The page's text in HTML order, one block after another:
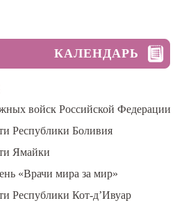
КАЛЕНДАРЬ
войск Российской Федерации
Республики Боливия
Ямайки
«Врачи мира за мир»
Республики Кот-д’Ивуар